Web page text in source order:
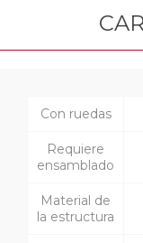
Con ruedas
Requiere
ensamblado
Material de
la estructura